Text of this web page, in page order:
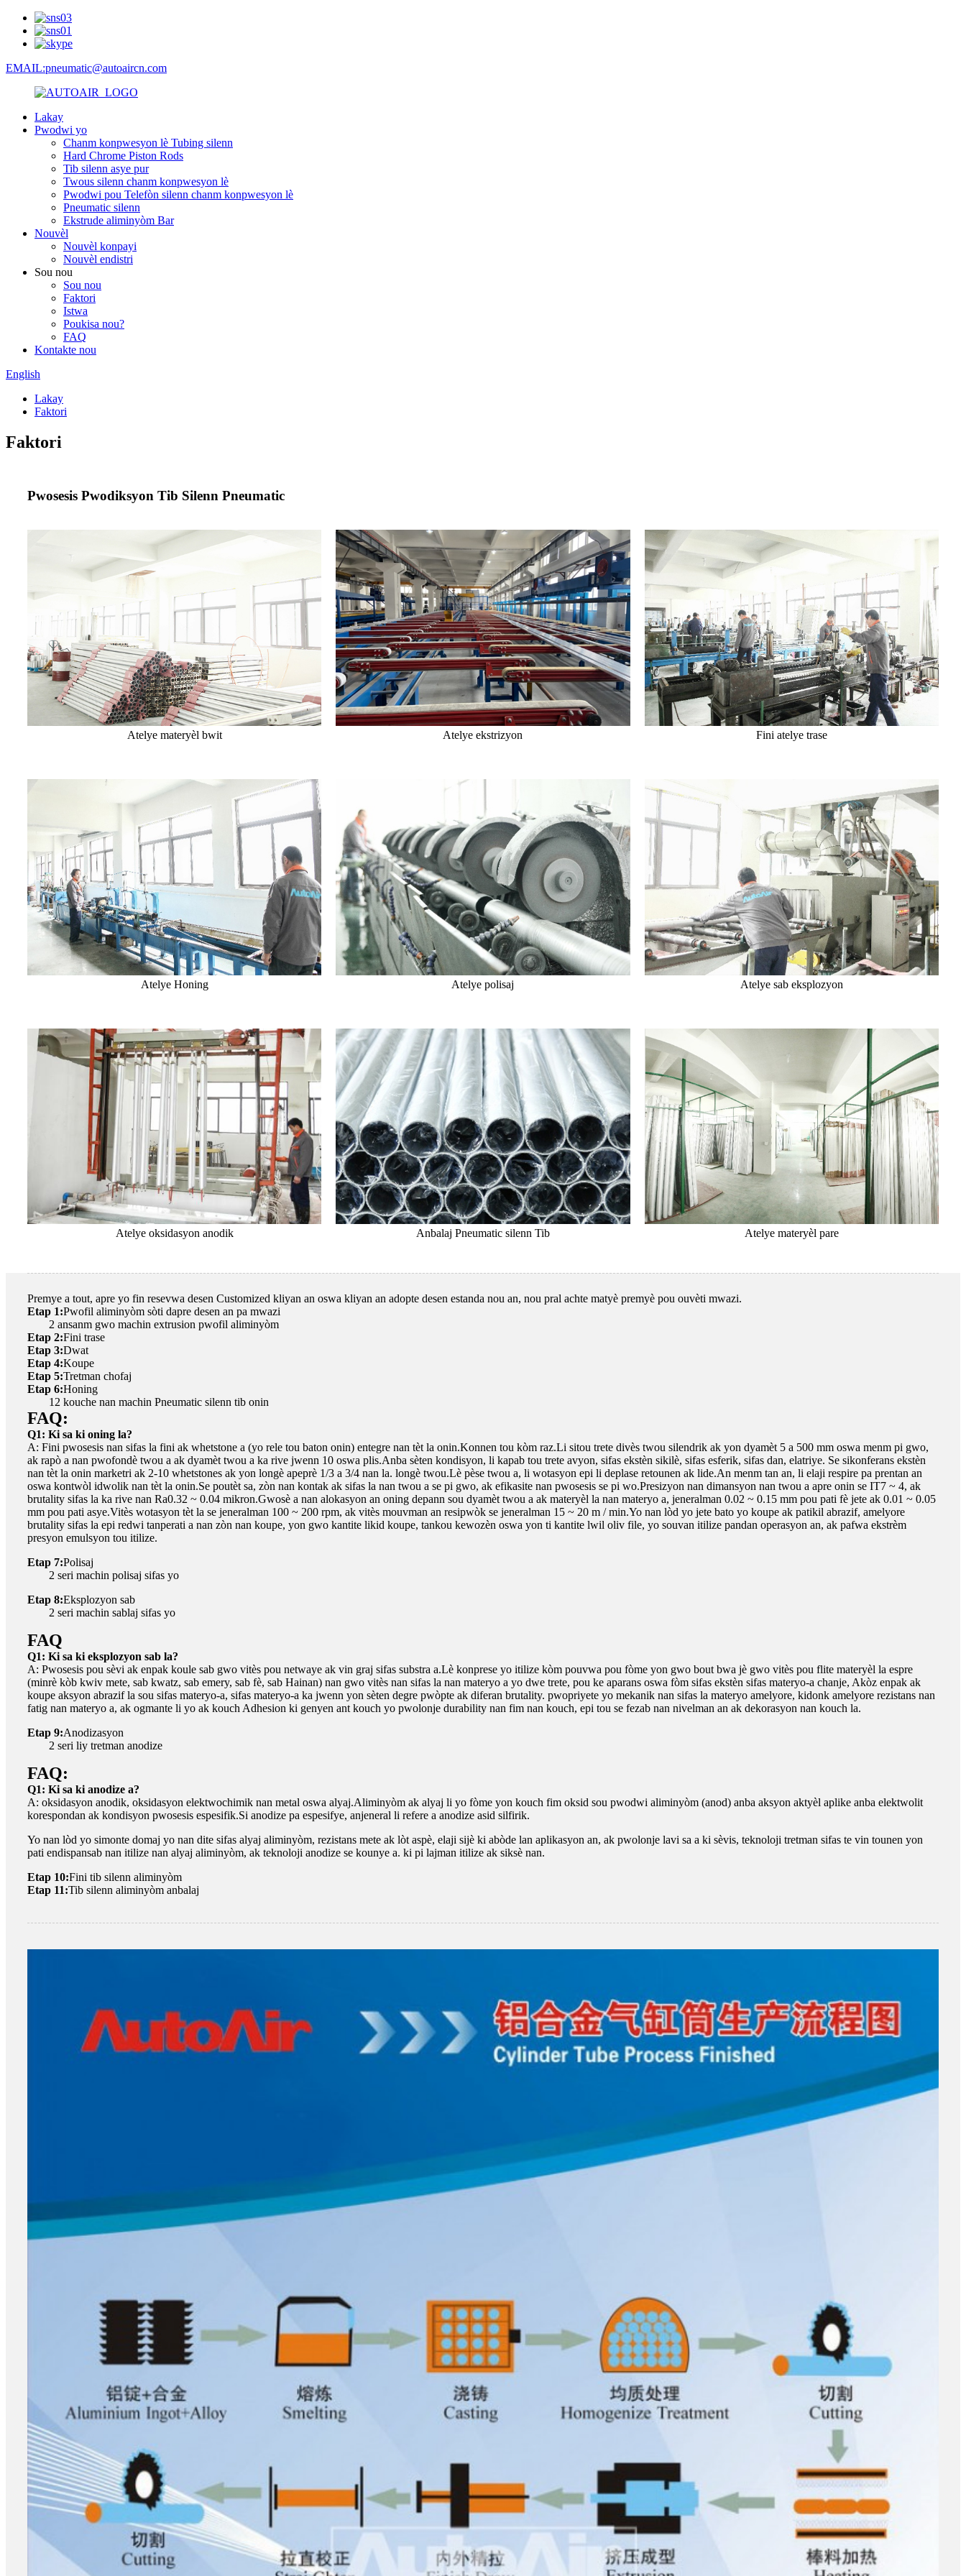
EMAIL:pneumatic@autoaircn.com
Lakay
Pwodwi yo
Chanm konpwesyon lè Tubing silenn
Hard Chrome Piston Rods
Tib silenn asye pur
Twous silenn chanm konpwesyon lè
Pwodwi pou Telefòn silenn chanm konpwesyon lè
Pneumatic silenn
Ekstrude aliminyòm Bar
Nouvèl
Nouvèl konpayi
Nouvèl endistri
Sou nou
Sou nou
Faktori
Istwa
Poukisa nou?
FAQ
Kontakte nou
English
Lakay
Faktori
Faktori
Pwosesis Pwodiksyon Tib Silenn Pneumatic
Atelye materyèl bwit Atelye ekstrizyon Fini atelye trase
Atelye Honing Atelye polisaj Atelye sab eksplozyon
Atelye oksidasyon anodik Anbalaj Pneumatic silenn Tib Atelye materyèl pare
Premye a tout, apre yo fin resevwa desen Customized kliyan an oswa kliyan an adopte desen estanda nou an, nou pral achte matyè premyè pou ouvèti mwazi.
Etap 1:Pwofil aliminyòm sòti dapre desen an pa mwazi
2 ansanm gwo machin extrusion pwofil aliminyòm
Etap 2:Fini trase
Etap 3:Dwat
Etap 4:Koupe
Etap 5:Tretman chofaj
Etap 6:Honing
12 kouche nan machin Pneumatic silenn tib onin
FAQ:
Q1: Ki sa ki oning la?
A: Fini pwosesis nan sifas la fini ak whetstone a (yo rele tou baton onin) entegre nan tèt la onin.Konnen tou kòm raz.Li sitou trete divès twou silendrik ak yon dyamèt 5 a 500 mm oswa menm pi gwo,
ak rapò a nan pwofondè twou a ak dyamèt twou a ka rive jwenn 10 oswa plis.Anba sèten kondisyon, li kapab tou trete avyon, sifas ekstèn sikilè, sifas esferik, sifas dan, elatriye. Se sikonferans ekstèn
nan tèt la onin marketri ak 2-10 whetstones ak yon longè apeprè 1/3 a 3/4 nan la. longè twou.Lè pèse twou a, li wotasyon epi li deplase retounen ak lide.An menm tan an, li elaji respire pa prentan an
oswa kontwòl idwolik nan tèt la onin.Se poutèt sa, zòn nan kontak ak sifas la nan twou a se pi gwo, ak efikasite nan pwosesis se pi wo.Presizyon nan dimansyon nan twou a apre onin se IT7 ~ 4, ak
brutality sifas la ka rive nan Ra0.32 ~ 0.04 mikron.Gwosè a nan alokasyon an oning depann sou dyamèt twou a ak materyèl la nan materyo a, jeneralman 0.02 ~ 0.15 mm pou pati fè jete ak 0.01 ~ 0.05
mm pou pati asye.Vitès wotasyon tèt la se jeneralman 100 ~ 200 rpm, ak vitès mouvman an resipwòk se jeneralman 15 ~ 20 m / min.Yo nan lòd yo jete bato yo koupe ak patikil abrazif, amelyore
brutality sifas la epi redwi tanperati a nan zòn nan koupe, yon gwo kantite likid koupe, tankou kewozèn oswa yon ti kantite lwil oliv file, yo souvan itilize pandan operasyon an, ak pafwa ekstrèm
presyon emulsyon tou itilize.
Etap 7:Polisaj
2 seri machin polisaj sifas yo
Etap 8:Eksplozyon sab
2 seri machin sablaj sifas yo
FAQ
Q1: Ki sa ki eksplozyon sab la?
A: Pwosesis pou sèvi ak enpak koule sab gwo vitès pou netwaye ak vin graj sifas substra a.Lè konprese yo itilize kòm pouvwa pou fòme yon gwo bout bwa jè gwo vitès pou flite materyèl la espre
(minrè kòb kwiv mete, sab kwatz, sab emery, sab fè, sab Hainan) nan gwo vitès nan sifas la nan materyo a yo dwe trete, pou ke aparans oswa fòm sifas ekstèn sifas materyo-a chanje, Akòz enpak ak
koupe aksyon abrazif la sou sifas materyo-a, sifas materyo-a ka jwenn yon sèten degre pwòpte ak diferan brutality. pwopriyete yo mekanik nan sifas la materyo amelyore, kidonk amelyore rezistans nan
fatig nan materyo a, ak ogmante li yo ak kouch Adhesion ki genyen ant kouch yo pwolonje durability nan fim nan kouch, epi tou se fezab nan nivelman an ak dekorasyon nan kouch la.
Etap 9:Anodizasyon
2 seri liy tretman anodize
FAQ:
Q1: Ki sa ki anodize a?
A: oksidasyon anodik, oksidasyon elektwochimik nan metal oswa alyaj.Aliminyòm ak alyaj li yo fòme yon kouch fim oksid sou pwodwi aliminyòm (anod) anba aksyon aktyèl aplike anba elektwolit
korespondan ak kondisyon pwosesis espesifik.Si anodize pa espesifye, anjeneral li refere a anodize asid silfirik.
Yo nan lòd yo simonte domaj yo nan dite sifas alyaj aliminyòm, rezistans mete ak lòt aspè, elaji sijè ki abòde lan aplikasyon an, ak pwolonje lavi sa a ki sèvis, teknoloji tretman sifas te vin tounen yon
pati endispansab nan itilize nan alyaj aliminyòm, ak teknoloji anodize se kounye a. ki pi lajman itilize ak siksè nan.
Etap 10:Fini tib silenn aliminyòm
Etap 11:Tib silenn aliminyòm anbalaj